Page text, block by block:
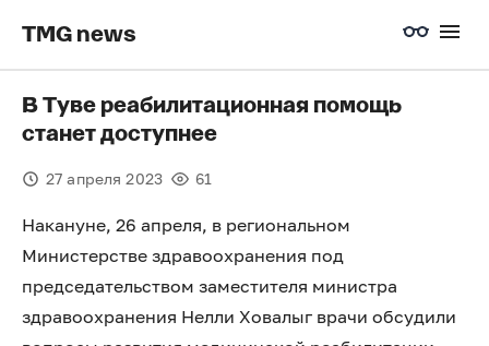
TMG news
В Туве реабилитационная помощь
станет доступнее
27 апреля 2023 61
Накануне, 26 апреля, в региональном
Министерстве здравоохранения под
председательством заместителя министра
здравоохранения Нелли Ховалыг врачи обсудили